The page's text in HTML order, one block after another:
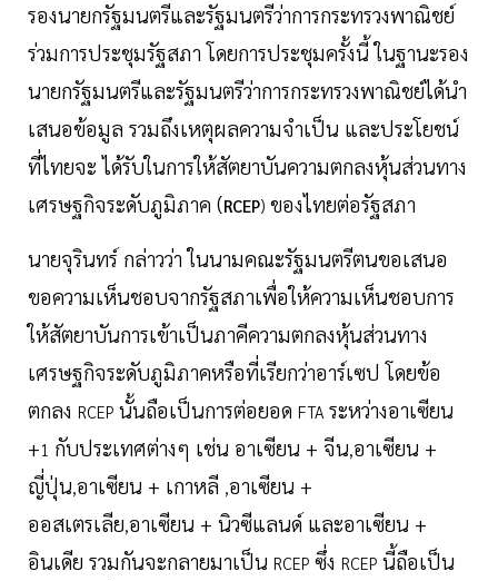
รองนายกรัฐมนตรีและรัฐมนตรีว่าการกระทรวงพาณิชย์
ร่วมการประชุมรัฐสภา โดยการประชุมครั้งนี้ ในฐานะรอง
นายกรัฐมนตรีและรัฐมนตรีว่าการกระทรวงพาณิชย์ได้นำ
เสนอข้อมูล รวมถึงเหตุผลความจำเป็น และประโยชน์
ที่ไทยจะ ได้รับในการให้สัตยาบันความตกลงหุ้นส่วนทาง
เศรษฐกิจระดับภูมิภาค (RCEP) ของไทยต่อรัฐสภา
นายจุรินทร์ กล่าวว่า ในนามคณะรัฐมนตรีตนขอเสนอ
ขอความเห็นชอบจากรัฐสภาเพื่อให้ความเห็นชอบการ
ให้สัตยาบันการเข้าเป็นภาคีความตกลงหุ้นส่วนทาง
เศรษฐกิจระดับภูมิภาคหรือที่เรียกว่าอาร์เซป โดยข้อ
ตกลง RCEP นั้นถือเป็นการต่อยอด FTA ระหว่างอาเซียน
+1 กับประเทศต่างๆ เช่น อาเซียน + จีน,อาเซียน +
ญี่ปุ่น,อาเซียน + เกาหลี ,อาเซียน +
ออสเตรเลีย,อาเซียน + นิวซีแลนด์ และอาเซียน +
อินเดีย รวมกันจะกลายมาเป็น RCEP ซึ่ง RCEP นี้ถือเป็น